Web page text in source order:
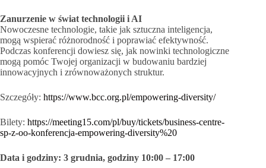
Zanurzenie w świat technologii i AI
Nowoczesne technologie, takie jak sztuczna inteligencja,
mogą wspierać różnorodność i poprawiać efektywność.
Podczas konferencji dowiesz się, jak nowinki technologiczne
mogą pomóc Twojej organizacji w budowaniu bardziej
innowacyjnych i zrównoważonych struktur.
Szczegóły: https://www.bcc.org.pl/empowering-diversity/
Bilety: https://meeting15.com/pl/buy/tickets/business-centre-
sp-z-oo-konferencja-empowering-diversity%20
Data i godziny: 3 grudnia, godziny 10:00 – 17:00